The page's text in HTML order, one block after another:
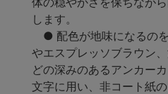
します。
● 配色が地味になるの
やエスプレッソブラウン
どの深みのあるアンカー
文字に用い、非コート紙